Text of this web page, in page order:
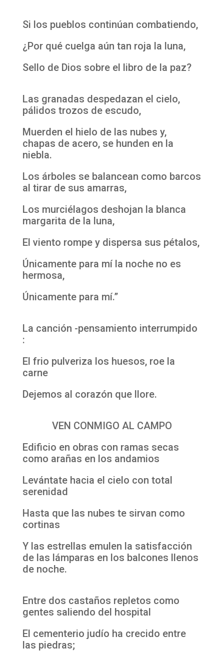
Si los pueblos continúan combatiendo,
¿Por qué cuelga aún tan roja la luna,
Sello de Dios sobre el libro de la paz?
Las granadas despedazan el cielo,
pálidos trozos de escudo,
Muerden el hielo de las nubes y,
chapas de acero, se hunden en la
niebla.
Los árboles se balancean como barcos
al tirar de sus amarras,
Los murciélagos deshojan la blanca
margarita de la luna,
El viento rompe y dispersa sus pétalos,
Únicamente para mí la noche no es
hermosa,
Únicamente para mí.”
La canción -pensamiento interrumpido
:
El frio pulveriza los huesos, roe la
carne
Dejemos al corazón que llore.
VEN CONMIGO AL CAMPO
Edificio en obras con ramas secas
como arañas en los andamios
Levántate hacia el cielo con total
serenidad
Hasta que las nubes te sirvan como
cortinas
Y las estrellas emulen la satisfacción
de las lámparas en los balcones llenos
de noche.
Entre dos castaños repletos como
gentes saliendo del hospital
El cementerio judío ha crecido entre
las piedras;